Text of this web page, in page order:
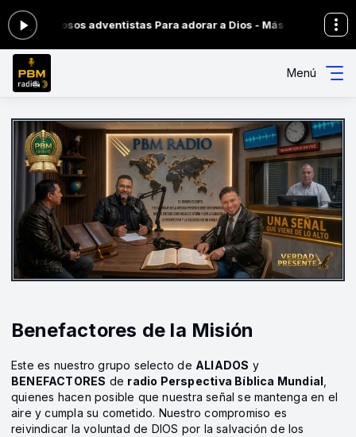
hermosos adventistas Para adorar a Dios - Más Cerca De CRISTO
Menú
Benefactores de la Misión
Este es nuestro grupo selecto de ALIADOS y
BENEFACTORES de radio Perspectiva Bíblica Mundial
quienes hacen posible que nuestra señal se mantenga en el
aire y cumpla su cometido. Nuestro compromiso es
reivindicar la voluntad de DIOS por la salvación de los